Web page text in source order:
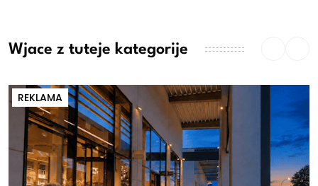
Wjace z tuteje kategorije
REKLAMA